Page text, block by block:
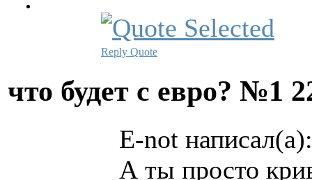
Reply Quote
что будет с евро? №1
E-not написал(а):
А ты просто